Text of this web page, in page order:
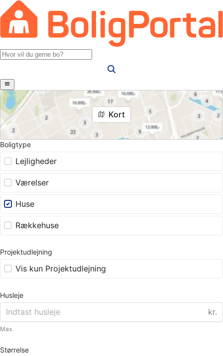
Kort
Boligtype
Lejligheder
Værelser
Huse
Rækkehuse
Projektudlejning
Vis kun Projektudlejning
Husleje
kr.
Max.
Størrelse